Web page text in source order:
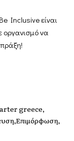
Inclusive είναι
οργανισμό να
greece
Επιμόρφωση